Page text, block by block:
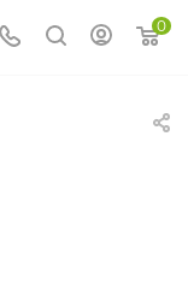
0